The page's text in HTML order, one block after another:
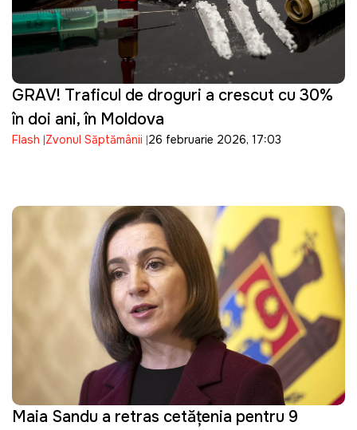
GRAV! Traficul de droguri a crescut cu 30%
în doi ani, în Moldova
Flash Zvonul Săptămânii 26 februarie 2026, 17:03
Maia Sandu a retras cetățenia pentru 9